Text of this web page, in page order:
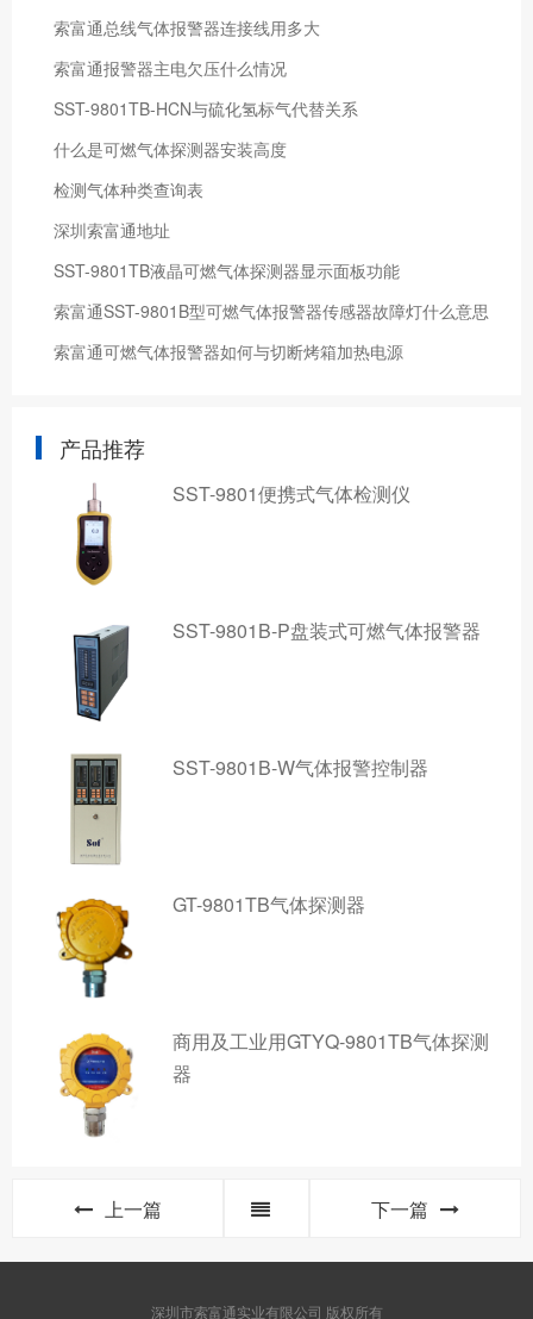
索富通总线气体报警器连接线用多大
索富通报警器主电欠压什么情况
SST-9801TB-HCN与硫化氢标气代替关系
什么是可燃气体探测器安装高度
检测气体种类查询表
深圳索富通地址
SST-9801TB液晶可燃气体探测器显示面板功能
索富通SST-9801B型可燃气体报警器传感器故障灯什么意思
索富通可燃气体报警器如何与切断烤箱加热电源
产品推荐
SST-9801便携式气体检测仪
SST-9801B-P盘装式可燃气体报警器
SST-9801B-W气体报警控制器
GT-9801TB气体探测器
商用及工业用GTYQ-9801TB气体探测
器
上一篇 下一篇
深圳市索富通实业有限公司 版权所有